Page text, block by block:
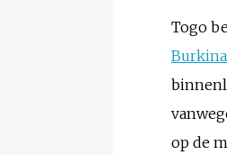
Togo
Burkina
op de